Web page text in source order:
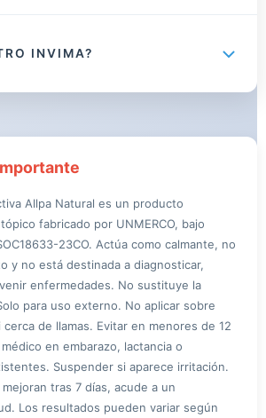
resultados varían según cada persona,
INVIMA?
Invima NSOC18633-23CO, fabricado por
Allpa Natural es un producto
fabricado por UNMERCO, bajo
23CO. Actúa como calmante, no
y no está destinada a diagnosticar,
enfermedades. No sustituye la
para uso externo. No aplicar sobre
de llamas. Evitar en menores de 12
en embarazo, lactancia o
Suspender si aparece irritación.
tras 7 días, acude a un
Los resultados pueden variar según